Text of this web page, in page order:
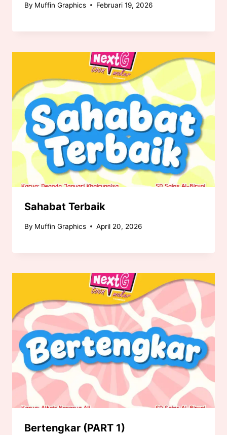
By Muffin Graphics Februari 19, 2026
Sahabat Terbaik
By Muffin Graphics April 20, 2026
Bertengkar (PART 1)